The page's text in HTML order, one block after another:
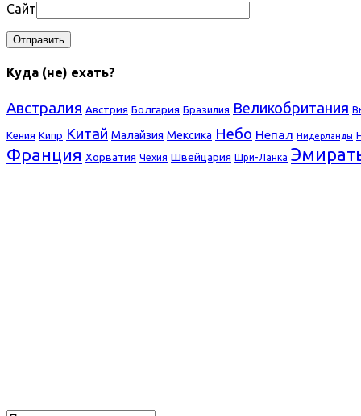
Сайт
Куда (не) ехать?
Австралия Австрия Болгария Бразилия Великобритания
Кения Кипр Китай Малайзия Мексика Небо Непал Нидерланды
Франция Хорватия Чехия Швейцария Шри-Ланка